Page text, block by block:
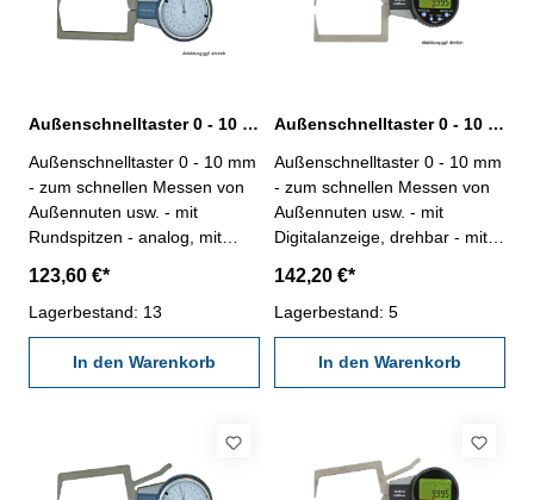
Außenschnelltaster 0 - 10 mm analog
Außenschnelltaster 0 - 10 mm
- zum schnellen Messen von
Außennuten usw. - mit
Rundspitzen - analog, mit
mm - im Behältnis / Kasten
Messbereich: 0 - 10 mm
123,60 €*
Lagerbestand: 13
In den Warenkorb
Außenschnelltaster 0 - 10 mm digital
Außenschnelltaster 0 - 10 mm
- zum schnellen Messen von
Außennuten usw. - mit
Digitalanzeige, drehbar - mit
mm - im Behältnis / Kasten
Abb. Aussen-
Schnellmesstaster mit
Ablesung 0,01 mm
Messbereich: 0 - 10 mm
142,20 €*
Lagerbestand: 5
In den Warenkorb